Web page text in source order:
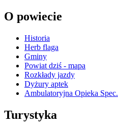
O powiecie
Historia
Herb flaga
Gminy
Powiat dziś - mapa
Rozkłady jazdy
Dyżury aptek
Ambulatoryjna Opieka Spec.
Turystyka